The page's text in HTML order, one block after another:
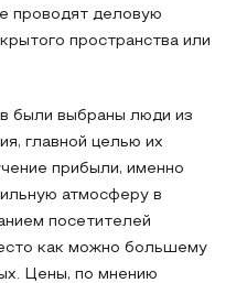
проводят деловую
пространства или
были выбраны люди из
главной целью их
прибыли, именно
атмосферу в
посетителей
как можно большему
Цены, по мнению